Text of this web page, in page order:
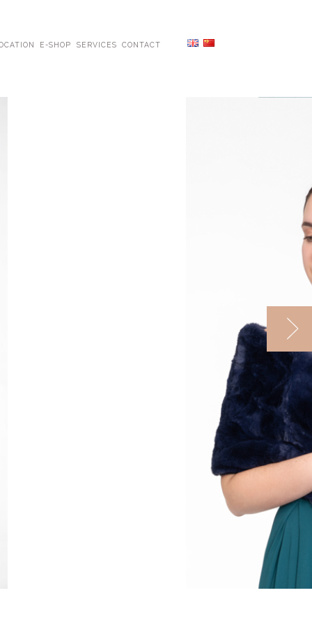
E-SHOP SERVICES CONTACT